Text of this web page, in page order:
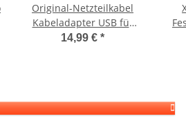
Original-Netzteilkabel
Kabeladapter USB für
Microsoft Xbox 360
14,99 € *